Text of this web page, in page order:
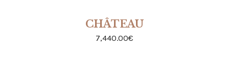
CHÂTEAU
7,440.00€
ACHETER